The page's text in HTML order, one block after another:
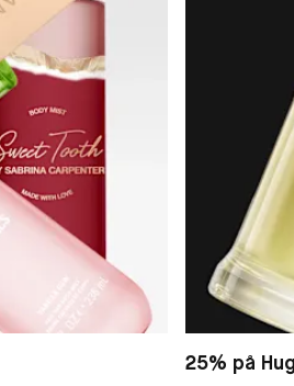
25% på